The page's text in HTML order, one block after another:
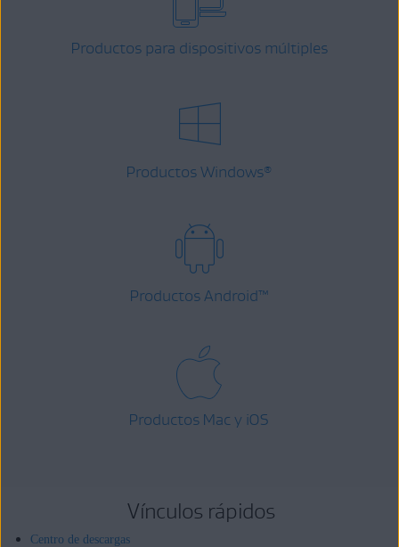
Productos para dispositivos múltiples
Productos Windows®
Productos Android™
Productos Mac y iOS
Vínculos rápidos
Centro de descargas